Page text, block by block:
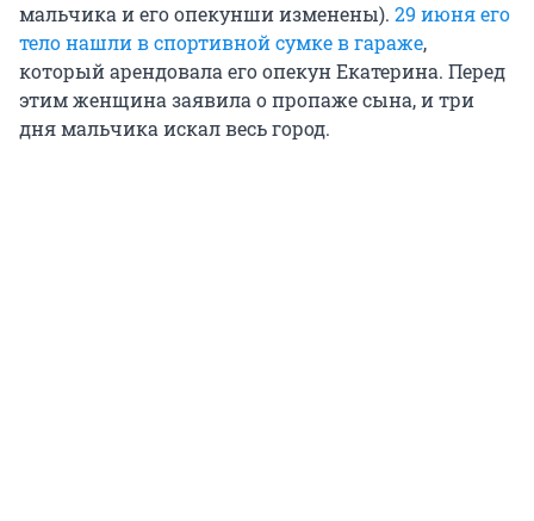
мальчика и его опекунши изменены). 29 июня его
тело нашли в спортивной сумке в гараже,
который арендовала его опекун Екатерина. Перед
этим женщина заявила о пропаже сына, и три
дня мальчика искал весь город.